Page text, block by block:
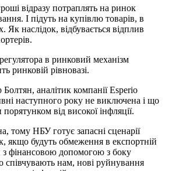
відразу потраплять на ринок
І підуть на купівлю товарів, в
наслідок, відбувається відплив
в ринковий механізм
ринковій рівновазі.
аналітик компанії Esperio
наступного року не виключена і що
від високої інфляції.
тому НБУ готує запасні сценарії
якщо будуть обмеження в експортній
з фінансовою допомогою з боку
співчувають нам, нові руйнування